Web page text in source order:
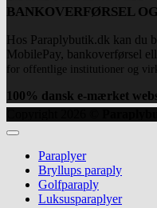
BANKOVERFØRSEL
Hos Paraplybutik.dk kan du
MobilePay, bankoverførsel
for offentlige institutioner og
100% dansk e-mærket
Paraplyer
Bryllups paraply
Golfparaply
Luksusparaplyer